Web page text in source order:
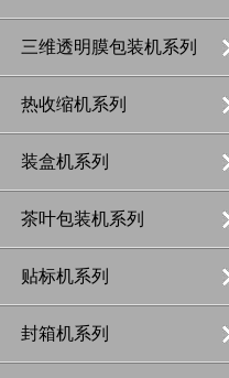
三维透明膜包装机系列
热收缩机系列
装盒机系列
茶叶包装机系列
贴标机系列
封箱机系列